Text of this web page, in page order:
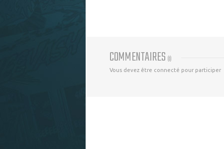
COMMENTAIRES (0)
Vous devez être connecté pour participer